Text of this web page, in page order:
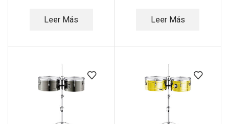
Leer Más Leer Más